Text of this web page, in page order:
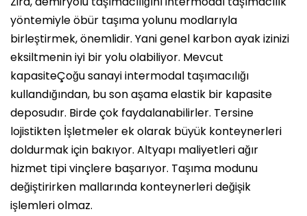
yöntemiyle öbür taşıma yolunu modlarıyla
birleştirmek, önemlidir. Yani genel karbon ayak izinizi
eksiltmenin iyi bir yolu olabiliyor. Mevcut
kapasiteÇoğu sanayi intermodal taşımacılığı
kullandığından, bu son aşama elastik bir kapasite
deposudır. Birde çok faydalanabilirler. Tersine
lojistikten İşletmeler ek olarak büyük konteynerleri
doldurmak için bakıyor. Altyapı maliyetleri ağır
hizmet tipi vinçlere başarıyor. Taşıma modunu
değiştirirken mallarında konteynerleri değişik
işlemleri olmaz.